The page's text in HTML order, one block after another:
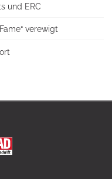
und ERC
verewigt